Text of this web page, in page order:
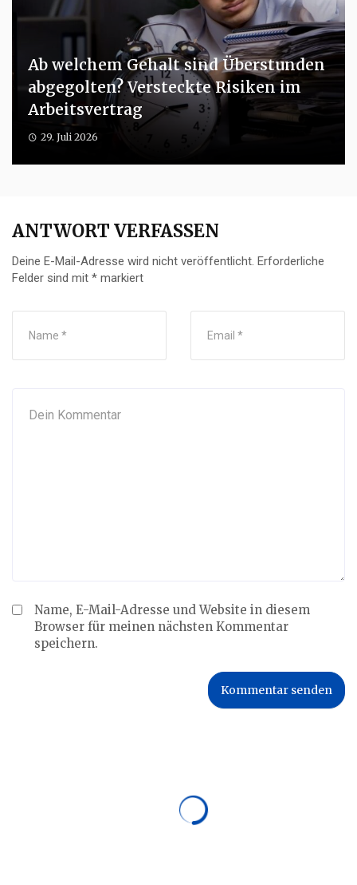
Ab welchem Gehalt sind Überstunden
abgegolten? Versteckte Risiken im
Arbeitsvertrag
29. Juli 2026
ANTWORT VERFASSEN
Deine E-Mail-Adresse wird nicht veröffentlicht. Erforderliche
Felder sind mit * markiert
Name, E-Mail-Adresse und Website in diesem
Browser für meinen nächsten Kommentar
speichern.